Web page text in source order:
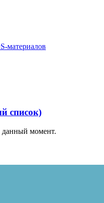
материалов
список)
данный момент.